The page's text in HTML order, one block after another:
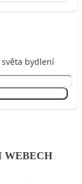
bydlení
WEBECH